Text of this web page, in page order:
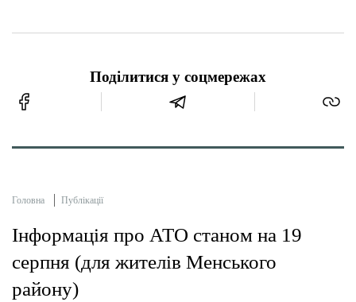
Етичний кодекс
Поділитися у соцмережах
Головна Публікації
Інформація про АТО станом на 19
серпня (для жителів Менського
району)